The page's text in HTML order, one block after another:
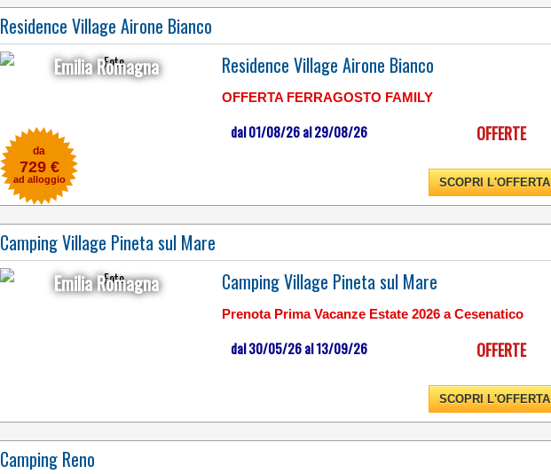
Residence Village Airone Bianco
Residence Village Airone Bianco
OFFERTA FERRAGOSTO FAMILY
dal 01/08/26 al 29/08/26
da
729 €
ad alloggio
OFFERTE
Emilia Romagna
SCOPRI L'OFFERTA
Camping Village Pineta sul Mare
Camping Village Pineta sul Mare
Prenota Prima Vacanze Estate 2026 a Cesenatico
dal 30/05/26 al 13/09/26 OFFERTE
Emilia Romagna
SCOPRI L'OFFERTA
Camping Reno
SPLENDIDA CORNICE
DEL GOLFO DI GAETA
OFFERTA EASY